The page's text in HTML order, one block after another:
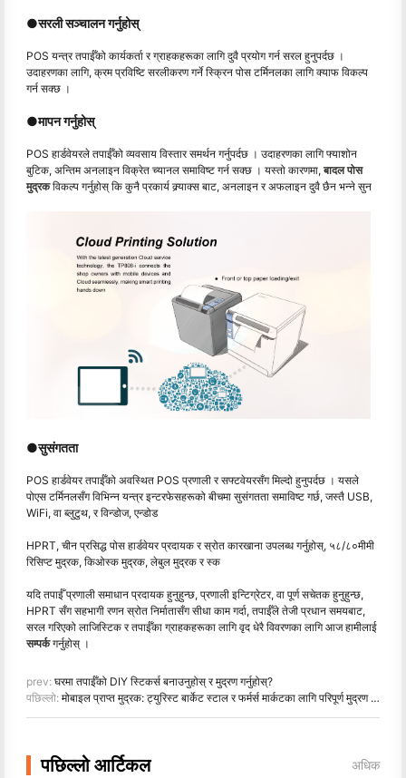
●सरली सञ्चालन गर्नुहोस्
POS यन्त्र तपाईँको कार्यकर्ता र ग्राहकहरूका लागि दुवै प्रयोग गर्न सरल हुनुपर्दछ ।
उदाहरणका लागि, क्रम प्रविष्टि सरलीकरण गर्ने स्क्रिन पोस टर्मिनलका लागि क्याफ विकल्प
गर्न सक्छ ।
●मापन गर्नुहोस्
POS हार्डवेयरले तपाईँको व्यवसाय विस्तार समर्थन गर्नुपर्दछ । उदाहरणका लागि फ्याशोन
बुटिक, अन्तिम अनलाइन विक्रेत च्यानल समाविष्ट गर्न सक्छ । यस्तो कारणमा, बादल पोस
मुद्रकविकल्प गर्नुहोस् कि कुनै प्रकार्य क्र्याक्स बाट, अनलाइन र अफलाइन दुवै छैन भन्ने सुन
●सुसंगतता
POS हार्डवेयर तपाईँको अवस्थित POS प्रणाली र सफ्टवेयरसँग मिल्दो हुनुपर्दछ । यसले
पोएस टर्मिनलसँग विभिन्न यन्त्र इन्टरफेसहरूको बीचमा सुसंगतता समाविष्ट गर्छ, जस्तै USB,
WiFi, वा ब्लुटुथ, र विन्डोज, एन्डोड
HPRT, चीन प्रसिद्ध पोस हार्डवेयर प्रदायक र स्रोत कारखाना उपलब्ध गर्नुहोस्, ५८/८०मीमी
रिसिप्ट मुद्रक, किओस्क मुद्रक, लेबुल मुद्रक र स्क
यदि तपाईँ प्रणाली समाधान प्रदायक हुनुहुन्छ, प्रणाली इन्टिग्रेटर, वा पूर्ण सचेतक हुनुहुन्छ,
HPRT सँग सहभागी रणन स्रोत निर्मातासँग सीधा काम गर्दा, तपाईँले तेजी प्रधान समयबाट,
सरल गरिएको लाजिस्टिक र तपाईँका ग्राहकहरूका लागि वृद धेरै विवरणका लागि आज हामीलाई
सम्पर्कगर्नुहोस् ।
prev: घरमा तपाईँको DIY स्टिकर्स बनाउनुहोस् र मुद्रण गर्नुहोस्?
पछिल्लो: मोबाइल प्राप्त मुद्रक: ट्युरिस्ट बार्केट स्टाल र फर्मर्स मार्कटका लागि परिपूर्ण मुद्रण समाधान
पछिल्लो आर्टिकल अधिक